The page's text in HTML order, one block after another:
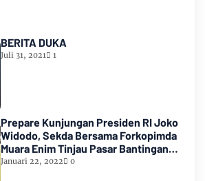
BERITA DUKA
Juli 31, 2021 1
Prepare Kunjungan Presiden RI Joko
Widodo, Sekda Bersama Forkopimda
Muara Enim Tinjau Pasar Bantingan
Tanjung Enim
Januari 22, 2022 0